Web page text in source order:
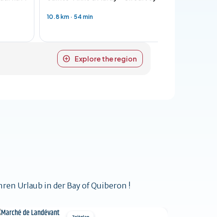
10.8 km · 54 min
Explore the region
Urlaub in der Bay of Quiberon !